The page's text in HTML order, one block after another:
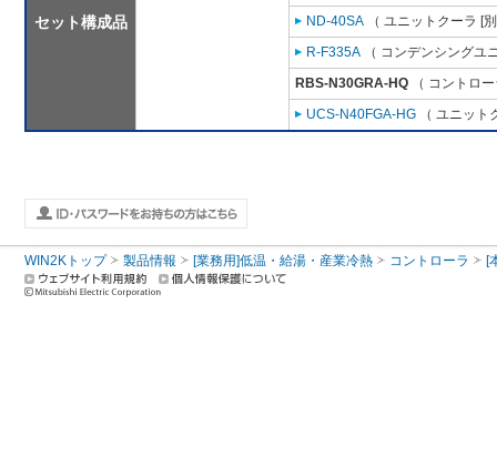
セット構成品
ND-40SA （ ユニットクーラ [
R-F335A （ コンデンシングユ
RBS-N30GRA-HQ （ コントロ
UCS-N40FGA-HG （ ユニット
WIN2Kトップ 製品情報 [業務用]低温・給湯・産業冷熱 コントローラ [